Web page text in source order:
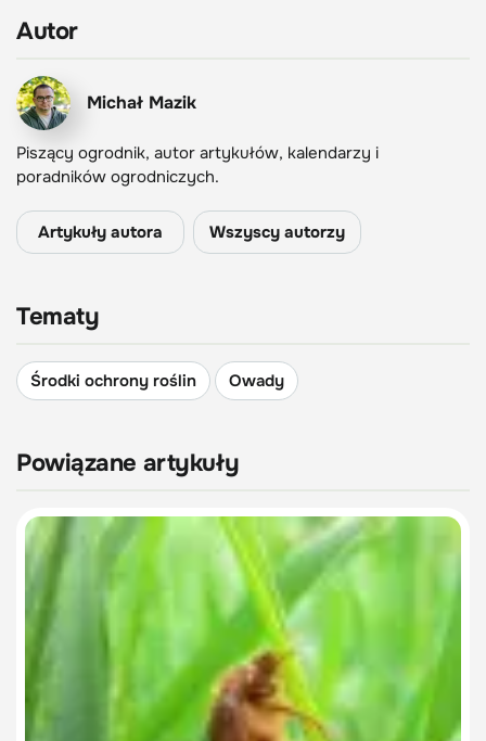
Autor
Michał Mazik
Piszący ogrodnik, autor artykułów, kalendarzy i
poradników ogrodniczych.
Artykuły autora Wszyscy autorzy
Tematy
Środki ochrony roślin Owady
Powiązane artykuły